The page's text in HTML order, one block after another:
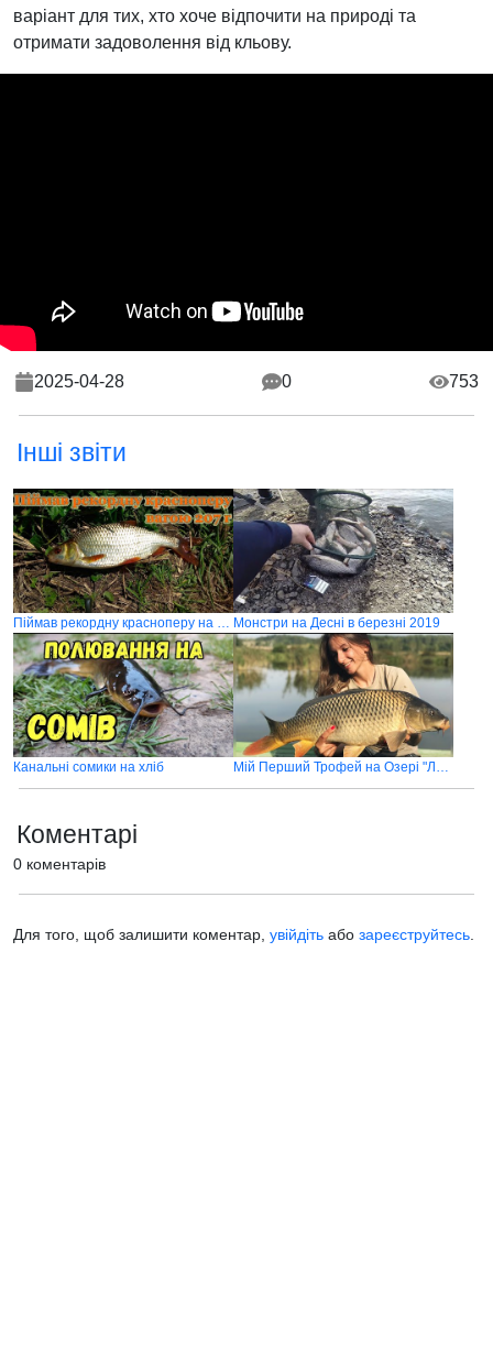
варіант для тих, хто хоче відпочити на природі та
отримати задоволення від кльову.
2025-04-28 0 753
Інші звіти
Піймав рекордну красноперу на річці Стир Монстри на Десні в березні 2019
Канальні сомики на хліб Мій Перший Трофей на Озері "Любава"
Коментарі
0 коментарів
Для того, щоб залишити коментар, увійдіть або зареєструйтесь